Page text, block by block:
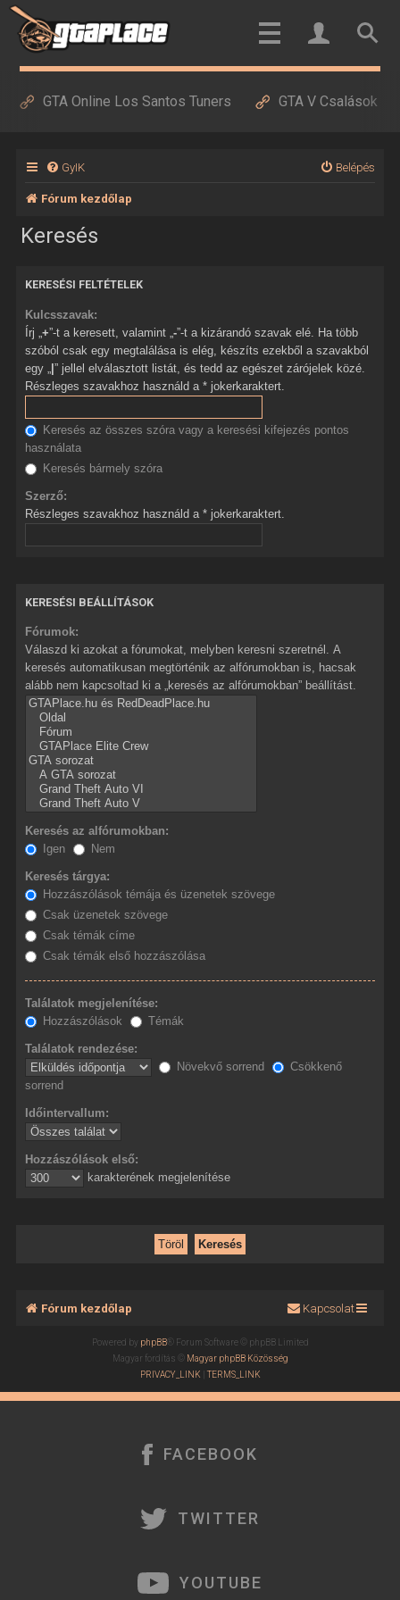
GTA Online Los Santos Tuners GTA V Csalások
GyIK Belépés
Fórum kezdőlap
Keresés
KERESÉSI FELTÉTELEK
Kulcsszavak:
Írj „ +”-t a keresett, valamint „ -”-t a kizárandó szavak elé. Ha több
szóból csak egy megtalálása is elég, készíts ezekből a szavakból
egy „ |” jellel elválasztott listát, és tedd az egészet zárójelek közé.
Részleges szavakhoz használd a * jokerkaraktert.
Keresés az összes szóra vagy a keresési kifejezés pontos
használata
Keresés bármely szóra
Szerző:
Részleges szavakhoz használd a * jokerkaraktert.
KERESÉSI BEÁLLÍTÁSOK
Fórumok:
Válaszd ki azokat a fórumokat, melyben keresni szeretnél. A
keresés automatikusan megtörténik az alfórumokban is, hacsak
alább nem kapcsoltad ki a „keresés az alfórumokban” beállítást.
Keresés az alfórumokban:
Igen
Nem
Keresés tárgya:
Hozzászólások témája és üzenetek szövege
Csak üzenetek szövege
Csak témák címe
Csak témák első hozzászólása
Találatok megjelenítése:
Hozzászólások
Témák
Találatok rendezése:
Növekvő sorrend
Csökkenő
sorrend
Időintervallum:
Hozzászólások első:
karakterének megjelenítése
Fórum kezdőlap Kapcsolat
Powered by phpBB® Forum Software © phpBB Limited
Magyar fordítás © Magyar phpBB Közösség
PRIVACY_LINK|TERMS_LINK
FACEBOOK
TWITTER
YOUTUBE